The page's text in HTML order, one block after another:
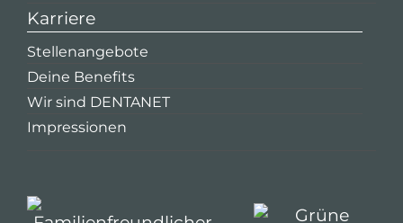
Karriere
Stellenangebote
Deine Benefits
Wir sind DENTANET
Impressionen